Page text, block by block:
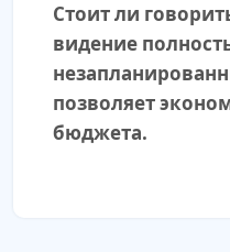
Стоит ли
видение
позволяет
бюджета.